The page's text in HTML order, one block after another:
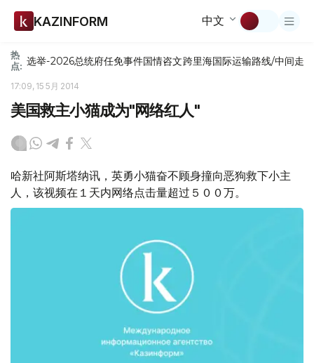
KAZINFORM 中文
热
点: 选举-2026总统府任免事件国情咨文跨里海国际运输路线/中间走廊
17:09, 15 5月 2014
美国救主小猫成为"网络红人"
哈新社阿斯塔纳讯，英勇小猫奋不顾身撞向恶狗救下小主
人，该视频在１天内网络点击量超过５００万。